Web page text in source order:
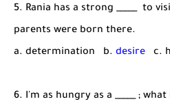
5. Rania has a strong _____ to
parents were born there.
a. determination b. desire c.
6. I'm as hungry as a _____ ;